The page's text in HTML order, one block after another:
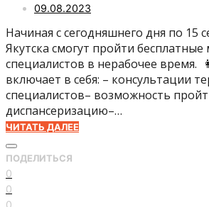
09.08.2023
Начиная с сегодняшнего дня по 15
Якутска смогут пройти
специалистов в нерабочее время.
включает в себя: – консультации
специалистов– возможность
диспансеризацию–…
ЧИТАТЬ ДАЛЕЕ
ПОДЕЛИТЬСЯ
0
0
0